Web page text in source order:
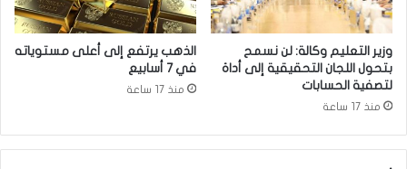
ض
د
ل
ف
س
د
ل
د
ض
ي
ء
وزير التعليم وكالة: لن نسمح
بتحول اللجان التحقيقية إلى أداة
لتصفية الحسابات
منذ 17 ساعة
الذهب يرتفع إلى أعلى مستوياته
في 7 أسابيع
منذ 17 ساعة